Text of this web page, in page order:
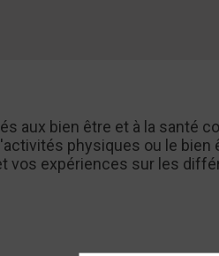
aux bien être et à la santé
physiques ou le
vos expériences sur les